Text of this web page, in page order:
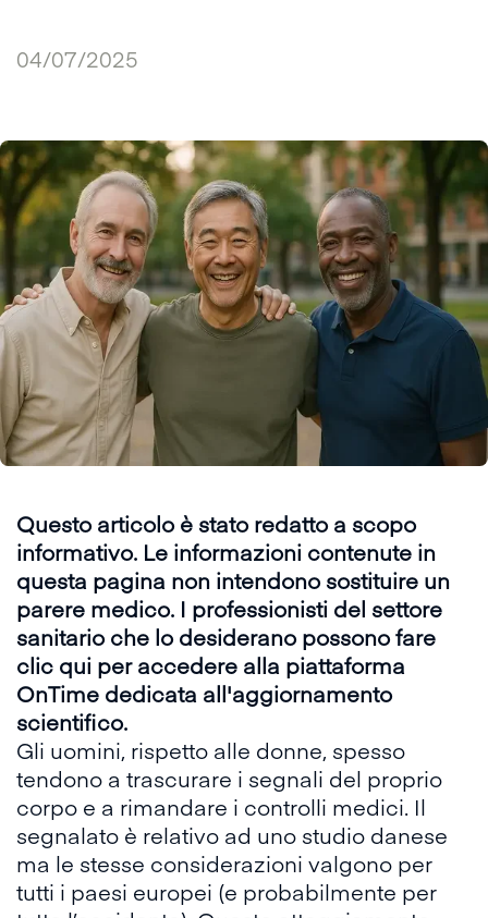
04/07/2025
Questo articolo è stato redatto a scopo
informativo. Le informazioni contenute in
questa pagina non intendono sostituire un
parere medico. I professionisti del settore
sanitario che lo desiderano possono fare
clic qui per accedere alla piattaforma
OnTime dedicata all'aggiornamento
scientifico.
Gli uomini, rispetto alle donne, spesso
tendono a trascurare i segnali del proprio
corpo e a rimandare i controlli medici. Il
segnalato è relativo ad uno studio danese
ma le stesse considerazioni valgono per
tutti i paesi europei (e probabilmente per